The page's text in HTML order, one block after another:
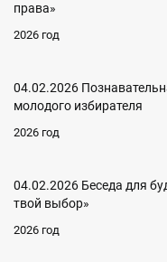
права»
2026 год
04.02.2026
молодого избирателя
2026 год
04.02.2026 Беседа для
твой выбор»
2026 год